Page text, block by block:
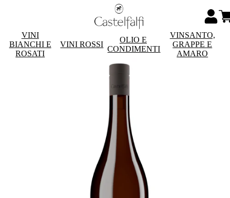
VINI
BIANCHI E
ROSATI
VINI ROSSI
OLIO E
CONDIMENTI
VINSANTO,
GRAPPE E
AMARO